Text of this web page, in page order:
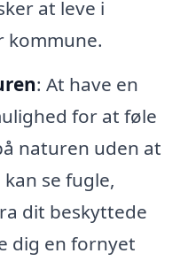
at leve i
kommune.
: At have en
for at føle
naturen uden at
se fugle,
dit beskyttede
dig en fornyet